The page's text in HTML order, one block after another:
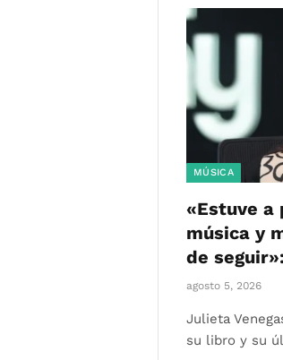
MÚSICA
«Estuve a
música y
de
agosto 5, 2026
Julieta
su libro y su